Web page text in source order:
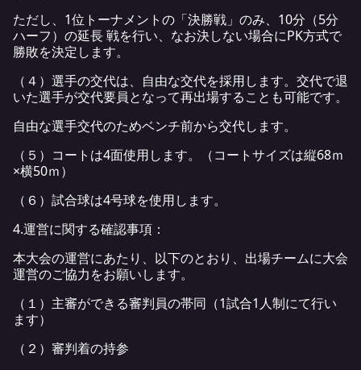
ただし、1位トーナメントの「決勝戦」のみ、10分（5分
ハーフ）の延長 戦を行い、なお決しない場合にPK方式で
勝敗を決定します。
（４）選手の交代は、自由な交代を採用します。交代で退
いた選手が交代要員となって再出場することも可能です。
自由な選手交代のためベンチ前から交代します。
（５）コートは4面使用します。（コートサイズは縦68ｍ
×横50ｍ）
（６）試合球は4号球を使用します。
4.運営に関する確認事項：
本大会の運営にあたり、以下のとおり、出場チームに大会
運営のご協力をお願いします。
（１）主審ができる審判員の帯同（1試合1人制にて行い
ます）
（２）審判着の持参